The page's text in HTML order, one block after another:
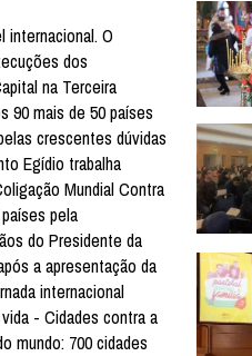
internacional. O
dos
na Terceira
90 mais de 50 países
crescentes dúvidas
Egídio trabalha
Mundial Contra
pela
do Presidente da
a apresentação da
internacional
- Cidades contra a
mundo: 700 cidades